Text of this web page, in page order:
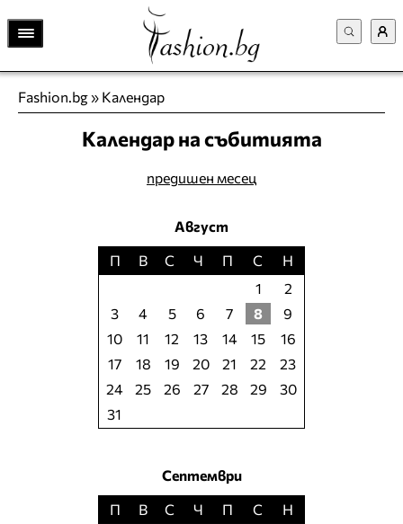
Fashion.bg» Календар
Календар на събитията
предишен месец
Август
П
В С Ч П С
Н
1
2
3
4 5 6 7 8
9
10
11 12 13 14 15
16
17
18 19 20 21 22
23
24
25 26 27 28 29
30
31
Септември
П
В С Ч П С
Н